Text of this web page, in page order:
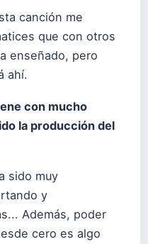
canción me
que con otros
enseñado, pero
ahí.
con mucho
la producción del
sido muy
y
Además, poder
cero es algo